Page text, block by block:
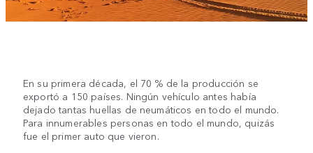
En su primera década, el 70 % de la producción se
exportó a 150 países. Ningún vehículo antes había
dejado tantas huellas de neumáticos en todo el mundo.
Para innumerables personas en todo el mundo, quizás
fue el primer auto que vieron.